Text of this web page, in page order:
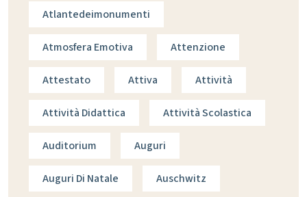
Atlantedeimonumenti
Atmosfera Emotiva Attenzione
Attestato Attiva Attività
Attività Didattica Attività Scolastica
Auditorium Auguri
Auguri Di Natale Auschwitz